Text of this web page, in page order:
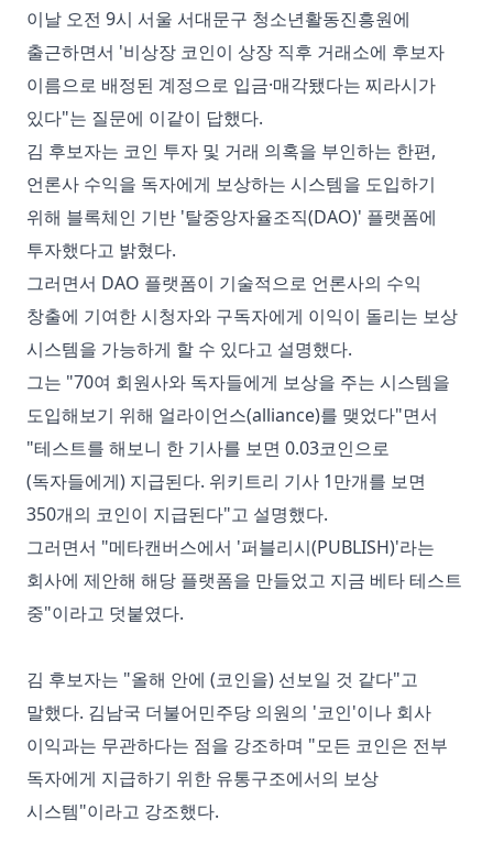
이날 오전 9시 서울 서대문구 청소년활동진흥원에
출근하면서 '비상장 코인이 상장 직후 거래소에 후보자
이름으로 배정된 계정으로 입금·매각됐다는 찌라시가
있다"는 질문에 이같이 답했다.
김 후보자는 코인 투자 및 거래 의혹을 부인하는 한편,
언론사 수익을 독자에게 보상하는 시스템을 도입하기
위해 블록체인 기반 '탈중앙자율조직(DAO)' 플랫폼에
투자했다고 밝혔다.
그러면서 DAO 플랫폼이 기술적으로 언론사의 수익
창출에 기여한 시청자와 구독자에게 이익이 돌리는 보상
시스템을 가능하게 할 수 있다고 설명했다.
그는 "70여 회원사와 독자들에게 보상을 주는 시스템을
도입해보기 위해 얼라이언스(alliance)를 맺었다"면서
"테스트를 해보니 한 기사를 보면 0.03코인으로
(독자들에게) 지급된다. 위키트리 기사 1만개를 보면
350개의 코인이 지급된다"고 설명했다.
그러면서 "메타캔버스에서 '퍼블리시(PUBLISH)'라는
회사에 제안해 해당 플랫폼을 만들었고 지금 베타 테스트
중"이라고 덧붙였다.
김 후보자는 "올해 안에 (코인을) 선보일 것 같다"고
말했다. 김남국 더불어민주당 의원의 '코인'이나 회사
이익과는 무관하다는 점을 강조하며 "모든 코인은 전부
독자에게 지급하기 위한 유통구조에서의 보상
시스템"이라고 강조했다.